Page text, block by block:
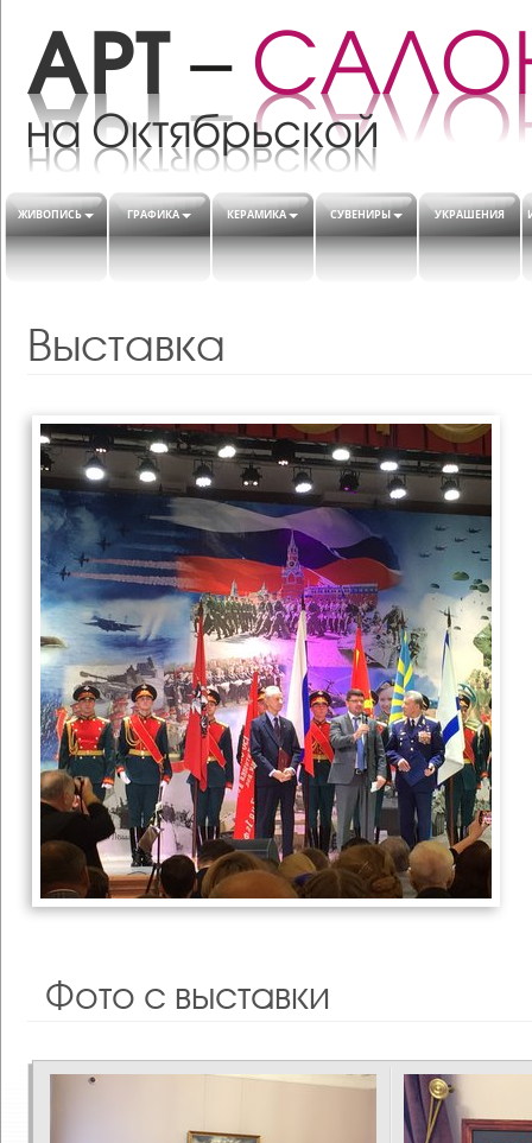
ЖИВОПИСЬ ГРАФИКА КЕРАМИКА СУВЕНИРЫ УКРАШЕНИЯ
Выставка
Фото с выставки